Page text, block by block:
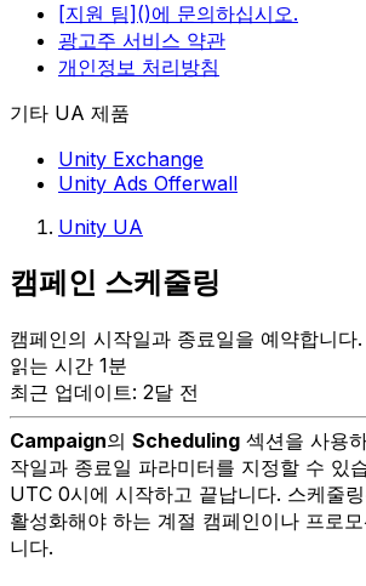
[지원 팀]()에 문의하십시오.
광고주 서비스 약관
개인정보 처리방침
기타 UA 제품
Unity Exchange
Unity Ads Offerwall
Unity UA
캠페인 스케줄링
캠페인의 시작일과 종료일을 예약합니다.
읽는 시간 1분
최근 업데이트: 2달 전
Campaign의 Scheduling 섹션을 사용
작일과 종료일 파라미터를 지정할 수 있
UTC 0시에 시작하고 끝납니다. 스케줄
활성화해야 하는 계절 캠페인이나 프로
니다.